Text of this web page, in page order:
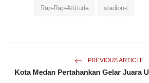
Rap-Rap-Attitude stadion-t
PREVIOUS ARTICLE
Kota Medan Pertahankan Gelar Juara